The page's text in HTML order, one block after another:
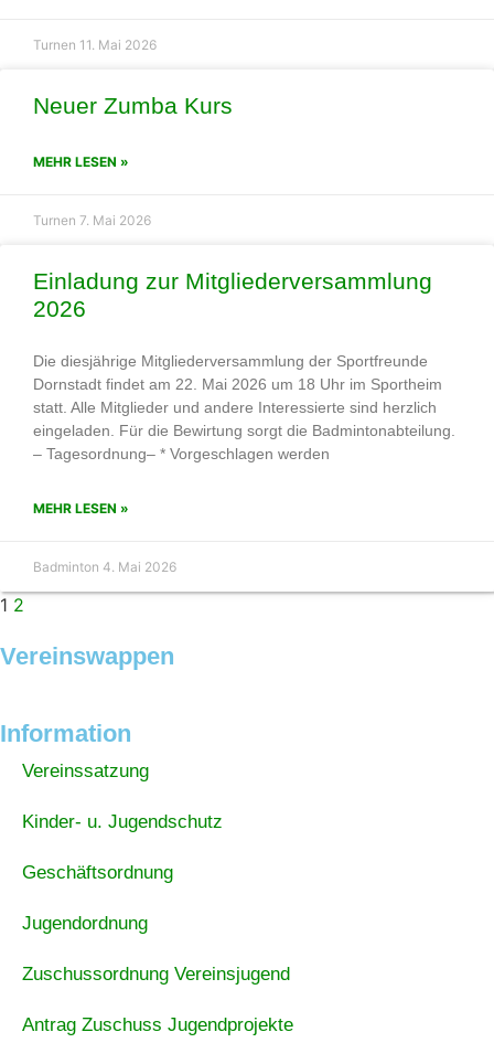
Turnen 11. Mai 2026
Neuer Zumba Kurs
MEHR LESEN »
Turnen 7. Mai 2026
Einladung zur Mitgliederversammlung
2026
Die diesjährige Mitgliederversammlung der Sportfreunde
Dornstadt findet am 22. Mai 2026 um 18 Uhr im Sportheim
statt. Alle Mitglieder und andere Interessierte sind herzlich
eingeladen. Für die Bewirtung sorgt die Badmintonabteilung.
– Tagesordnung– * Vorgeschlagen werden
MEHR LESEN »
Badminton 4. Mai 2026
1 2
Vereinswappen
Information
Vereinssatzung
Kinder- u. Jugendschutz
Geschäftsordnung
Jugendordnung
Zuschussordnung Vereinsjugend
Antrag Zuschuss Jugendprojekte